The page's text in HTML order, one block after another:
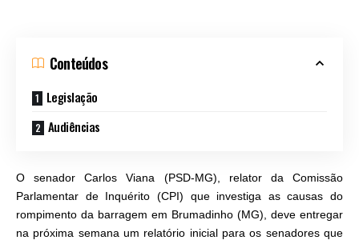
Conteúdos
Legislação
Audiências
O senador Carlos Viana (PSD-MG), relator da Comissão
Parlamentar de Inquérito (CPI) que investiga as causas do
rompimento da barragem em Brumadinho (MG), deve entregar
na próxima semana um relatório inicial para os senadores que